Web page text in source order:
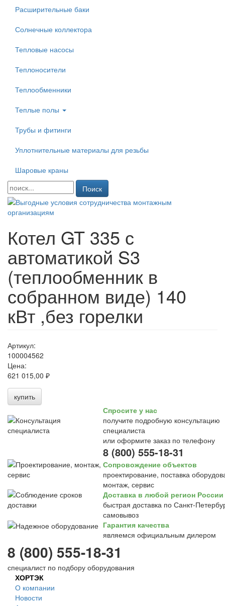
Расширительные баки
Солнечные коллектора
Тепловые насосы
Теплоносители
Теплообменники
Теплые полы
Трубы и фитинги
Уплотнительные материалы для резьбы
Шаровые краны
Поиск
Котел GT 335 с
автоматикой S3
(теплообменник в
собранном виде) 140
кВт ,без горелки
Артикул:
100004562
Цена:
621 015,00 ₽
купить
Спросите у нас
получите подробную консультацию
специалиста
или оформите заказ по телефону
8 (800) 555-18-31
Сопровождение объектов
проектирование, поставка
монтаж, сервис
Доставка в любой регион России
быстрая доставка по Санкт-
самовывоз
Гарантия качества
являемся официальным дилером
8 (800) 555-18-31
специалист по подбору оборудования
ХОРТЭК
О компании
Новости